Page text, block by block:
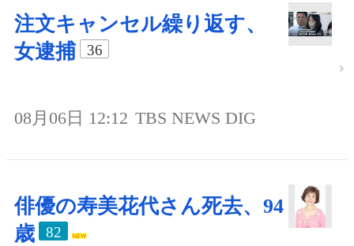
注文キャンセル繰り返す、
女逮捕
36
08月06日 12:12 TBS NEWS DIG
俳優の寿美花代さん死去、94
歳
82